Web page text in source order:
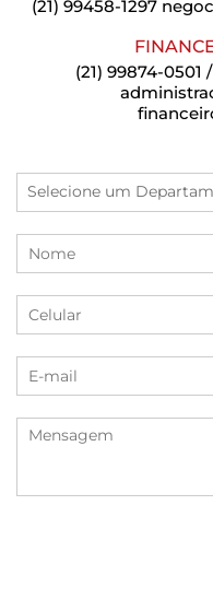
(21) 99458-1297
(21) 99874-0501